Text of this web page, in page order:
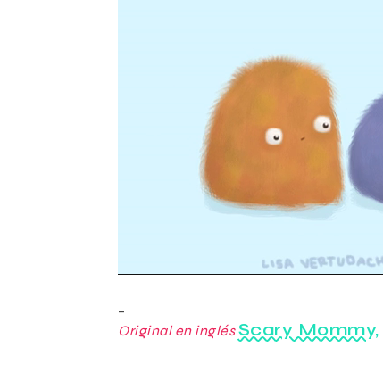
–
Original en inglésScary Mommy,